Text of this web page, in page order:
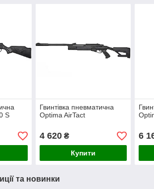
S
Гвинтівка пневматична
Optima AirTact
4 620₴
Купити
6
та новинки